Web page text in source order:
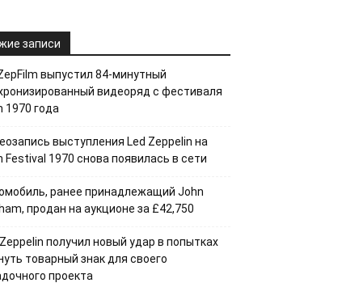
записи
выпустил 84-минутный
видеоряд с фестиваля
1970 года
выступления Led Zeppelin на
Festival 1970 снова появилась в сети
ранее принадлежащий John
продан на аукционе за £42,750
получил новый удар в попытках
товарный знак для своего
проекта